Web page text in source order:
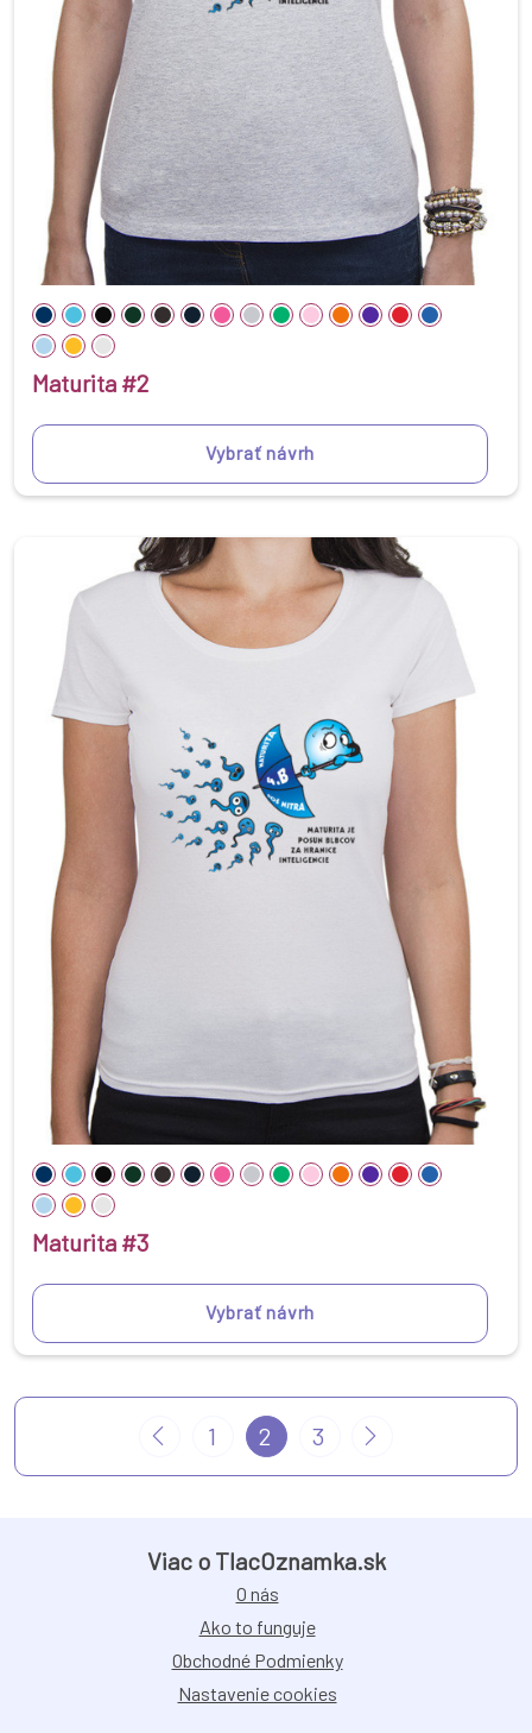
Maturita #2
Vybrať návrh
Maturita #3
Vybrať návrh
1 2 3
Viac o TlacOznamka.sk
O nás
Ako to funguje
Obchodné Podmienky
Nastavenie cookies